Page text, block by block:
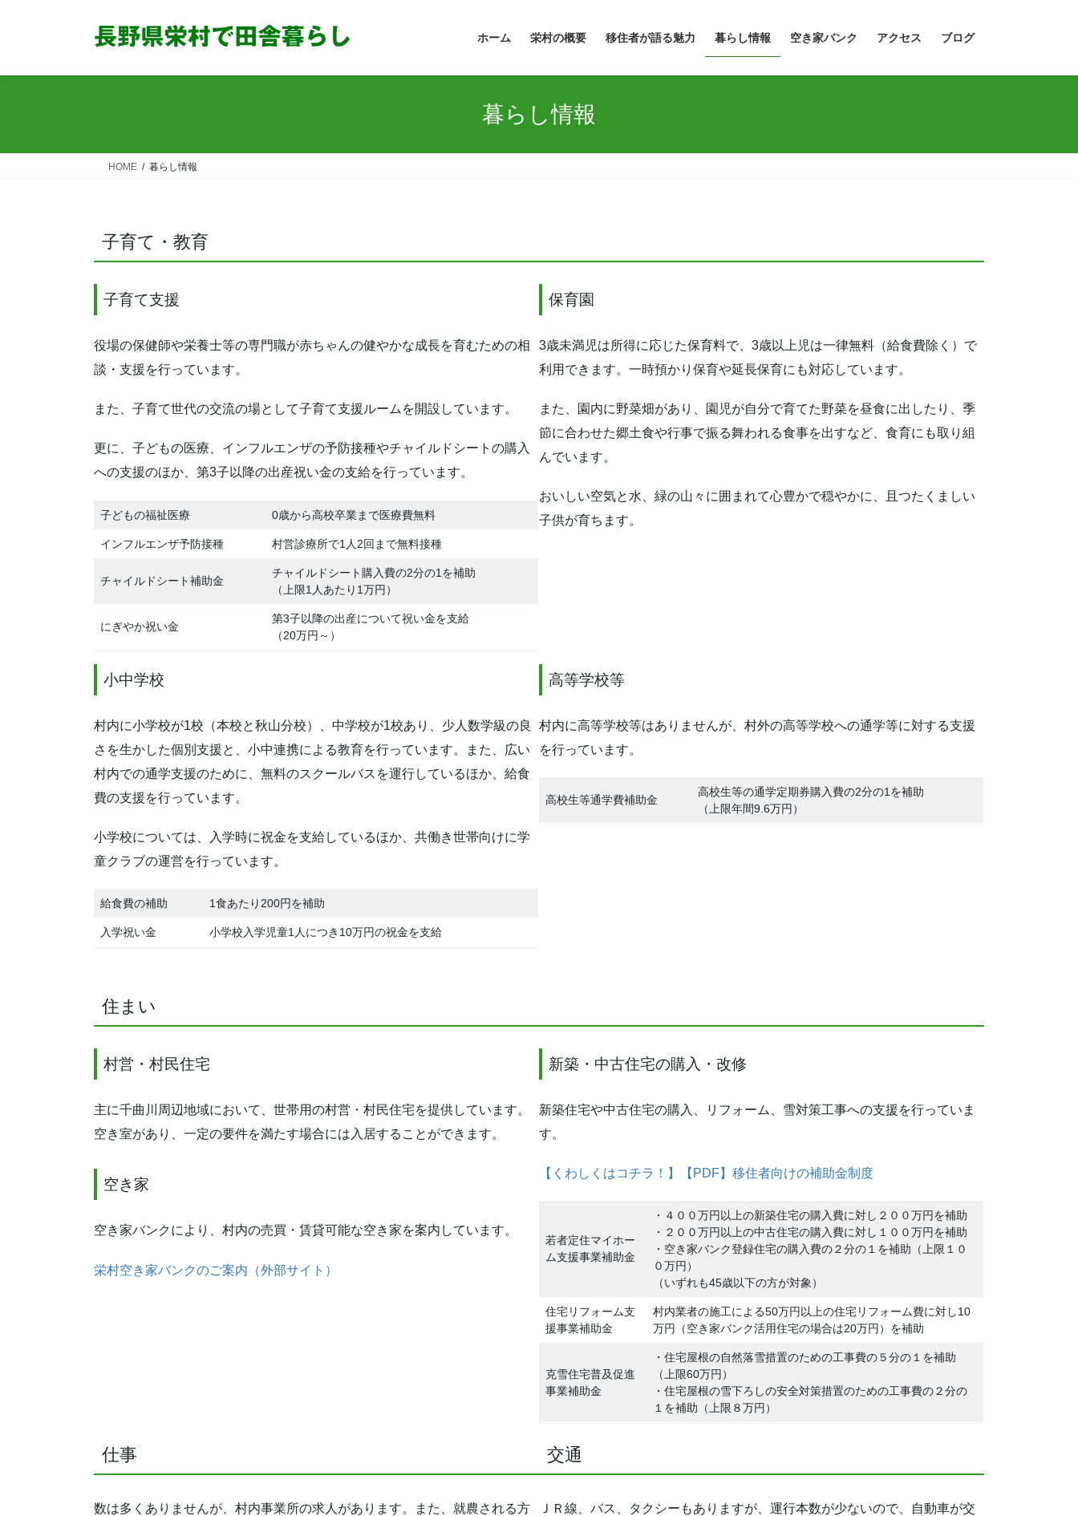
ホーム 栄村の概要 移住者が語る魅力 暮らし情報 空き家バンク アクセス ブログ
暮らし情報
HOME 暮らし情報
子育て・教育
子育て支援
役場の保健師や栄養士等の専門職が赤ちゃんの健やかな成長を育むための相
談・支援を行っています。
また、子育て世代の交流の場として子育て支援ルームを開設しています。
更に、子どもの医療、インフルエンザの予防接種やチャイルドシートの購入
への支援のほか、第3子以降の出産祝い金の支給を行っています。
子どもの福祉医療 0歳から高校卒業まで医療費無料
インフルエンザ予防接種 村営診療所で1人2回まで無料接種
チャイルドシート補助金
チャイルドシート購入費の2分の1を補助
（上限1人あたり1万円）
にぎやか祝い金
第3子以降の出産について祝い金を支給
（20万円～）
保育園
3歳未満児は所得に応じた保育料で、3歳以上児は一律無料（給食費除く）で
利用できます。一時預かり保育や延長保育にも対応しています。
また、園内に野菜畑があり、園児が自分で育てた野菜を昼食に出したり、季
節に合わせた郷土食や行事で振る舞われる食事を出すなど、食育にも取り組
んでいます。
おいしい空気と水、緑の山々に囲まれて心豊かで穏やかに、且つたくましい
子供が育ちます。
小中学校
村内に小学校が1校（本校と秋山分校）、中学校が1校あり、少人数学級の良
さを生かした個別支援と、小中連携による教育を行っています。また、広い
村内での通学支援のために、無料のスクールバスを運行しているほか、給食
費の支援を行っています。
小学校については、入学時に祝金を支給しているほか、共働き世帯向けに学
童クラブの運営を行っています。
給食費の補助 1食あたり200円を補助
入学祝い金 小学校入学児童1人につき10万円の祝金を支給
高等学校等
村内に高等学校等はありませんが、村外の高等学校への通学等に対する支援
を行っています。
高校生等通学費補助金
高校生等の通学定期券購入費の2分の1を補助
（上限年間9.6万円）
住まい
村営・村民住宅
主に千曲川周辺地域において、世帯用の村営・村民住宅を提供しています。
空き室があり、一定の要件を満たす場合には入居することができます。
空き家
空き家バンクにより、村内の売買・賃貸可能な空き家を案内しています。
栄村空き家バンクのご案内（外部サイト）
新築・中古住宅の購入・改修
新築住宅や中古住宅の購入、リフォーム、雪対策工事への支援を行っていま
す。
【くわしくはコチラ！】【PDF】移住者向けの補助金制度
若者定住マイホー
ム支援事業補助金
・４００万円以上の新築住宅の購入費に対し２００万円を補助
・２００万円以上の中古住宅の購入費に対し１００万円を補助
・空き家バンク登録住宅の購入費の２分の１を補助（上限１０
０万円）
（いずれも45歳以下の方が対象）
住宅リフォーム支
援事業補助金
村内業者の施工による50万円以上の住宅リフォーム費に対し10
万円（空き家バンク活用住宅の場合は20万円）を補助
克雪住宅普及促進
事業補助金
・住宅屋根の自然落雪措置のための工事費の５分の１を補助
（上限60万円）
・住宅屋根の雪下ろしの安全対策措置のための工事費の２分の
１を補助（上限８万円）
仕事
数は多くありませんが、村内事業所の求人があります。また、就農される方
交通
ＪＲ線、バス、タクシーもありますが、運行本数が少ないので、自動車が交